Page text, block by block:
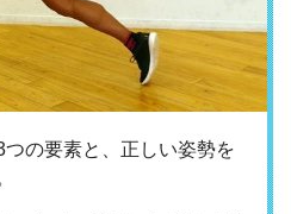
の要素と、正しい姿勢を